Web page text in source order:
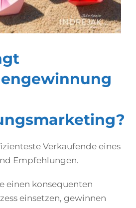
Verkaufende eines
Empfehlungen.
einen konsequenten
einsetzen, gewinnen